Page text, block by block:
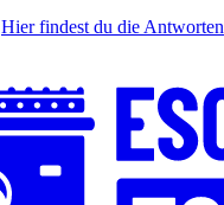
Hier findest du die Antworten